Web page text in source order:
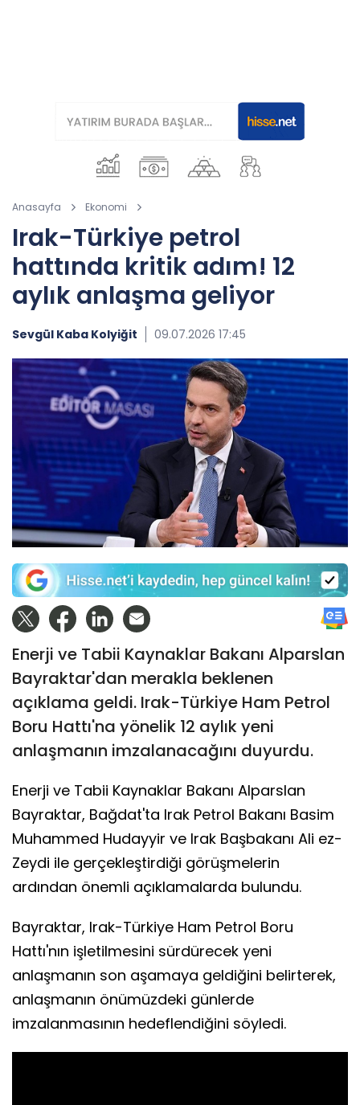
Anasayfa Ekonomi
Irak-Türkiye petrol
hattında kritik adım! 12
aylık anlaşma geliyor
Sevgül Kaba Kolyiğit 09.07.2026 17:45
Enerji ve Tabii Kaynaklar Bakanı Alparslan
Bayraktar'dan merakla beklenen
açıklama geldi. Irak-Türkiye Ham Petrol
Boru Hattı'na yönelik 12 aylık yeni
anlaşmanın imzalanacağını duyurdu.
Enerji ve Tabii Kaynaklar Bakanı Alparslan
Bayraktar, Bağdat'ta Irak Petrol Bakanı Basim
Muhammed Hudayyir ve Irak Başbakanı Ali ez-
Zeydi ile gerçekleştirdiği görüşmelerin
ardından önemli açıklamalarda bulundu.
Bayraktar, Irak-Türkiye Ham Petrol Boru
Hattı'nın işletilmesini sürdürecek yeni
anlaşmanın son aşamaya geldiğini belirterek,
anlaşmanın önümüzdeki günlerde
imzalanmasının hedeflendiğini söyledi.